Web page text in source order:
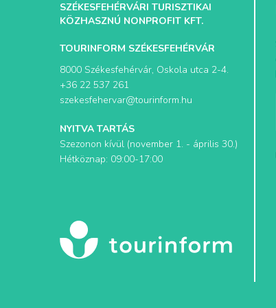
SZÉKESFEHÉRVÁRI TURISZTIKAI
KÖZHASZNÚ NONPROFIT KFT.
TOURINFORM SZÉKESFEHÉRVÁR
8000 Székesfehérvár, Oskola utca 2-4.
+36 22 537 261
szekesfehervar@tourinform.hu
NYITVA TARTÁS
Szezonon kívül (november 1. - április 30.)
Hétköznap: 09:00-17:00